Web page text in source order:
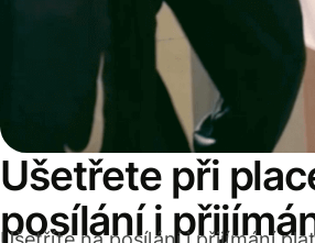
Ušetřete při
posílání i